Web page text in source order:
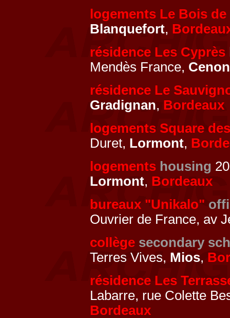
logements Le Bois
Blanquefort,
résidence Les Cyprès
Mendès France, Cenon
résidence Le
Gradignan, Bordeaux
logements Square
Duret, Lormont,
logements housing
Lormont, Bordeaux
bureaux "Unikalo"
Ouvrier de France, av
collège secondary
Terres Vives, Mios,
résidence Les
Labarre, rue Colette
Bordeaux